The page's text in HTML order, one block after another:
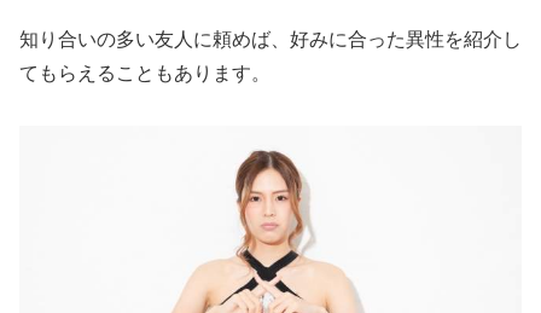
知り合いの多い友人に頼めば、好みに合った異性を紹介し
てもらえることもあります。